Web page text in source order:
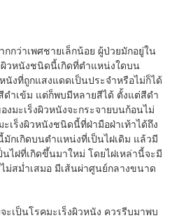
เพศชายเล็กน้อย ผู้ป่วยมักอยู่ใน
ผิวหนังชนิดนี้เกิดที่ตำแหน่งใดบน
นังที่ถูกแสงแดดเป็นประจำหรือไม่ก็ได้
ำเข้ม แต่ก็พบมีหลายสีได้ ตั้งแต่สีดำ
มะเร็งผิวหนังจะกระจายบนก้อนไม่
เร็งผิวหนังชนิดนี้ที่ฝ่ามือฝ่าเท้าได้ถึง
กเกิดบนตำแหน่งที่เป็นไฝเดิม แล้วมี
ไฝที่เกิดขึ้นมาใหม่ โดยไฝเหล่านี้จะมี
สม่ำเสมอ มีเส้นผ่าศูนย์กลางขนาด
นโรคมะเร็งผิวหนัง ควรรีบมาพบ